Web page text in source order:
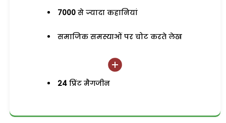
7000 से ज्यादा कहानियां
समाजिक समस्याओं पर चोट करते लेख
24 प्रिंट मैगजीन